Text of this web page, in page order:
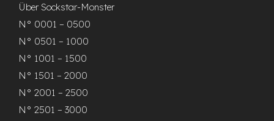
Über Sockstar-Monster
N° 0001 – 0500
N° 0501 – 1000
N° 1001 – 1500
N° 1501 – 2000
N° 2001 – 2500
N° 2501 – 3000